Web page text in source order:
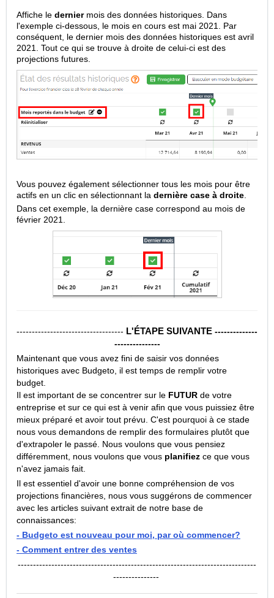
Affiche le dernier mois des données historiques. Dans
l'exemple ci-dessous, le mois en cours est mai 2021. Par
conséquent, le dernier mois des données historiques est avril
2021. Tout ce qui se trouve à droite de celui-ci est des
projections futures.
Vous pouvez également sélectionner tous les mois pour être
actifs en un clic en sélectionnant la dernière case à droite
Dans cet exemple, la dernière case correspond au mois de
février 2021.
----------------------------------- L'ÉTAPE SUIVANTE --------------
---------------
Maintenant que vous avez fini de saisir vos données
historiques avec Budgeto, il est temps de remplir votre
budget.
Il est important de se concentrer sur le FUTUR de votre
entreprise et sur ce qui est à venir afin que vous puissiez être
mieux préparé et avoir tout prévu. C'est pourquoi à ce stade
nous vous demandons de remplir des formulaires plutôt que
d'extrapoler le passé. Nous voulons que vous pensiez
différemment, nous voulons que vous planifiez ce que vous
n'avez jamais fait.
Il est essentiel d'avoir une bonne compréhension de vos
projections financières, nous vous suggérons de commencer
avec les articles suivant extrait de notre base de
connaissances:
- Budgeto est nouveau pour moi, par où commencer?
- Comment entrer des ventes
------------------------------------------------------------------------------
---------------